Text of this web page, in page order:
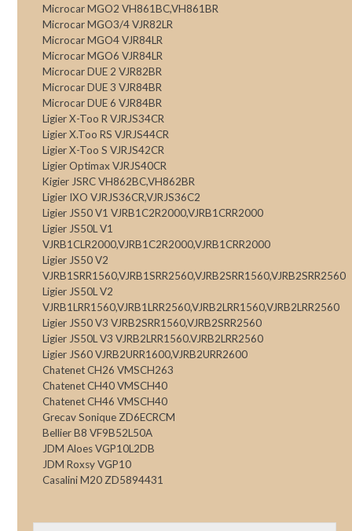
Microcar MGO2 VH861BC,VH861BR
Microcar MGO3/4 VJR82LR
Microcar MGO4 VJR84LR
Microcar MGO6 VJR84LR
Microcar DUE 2 VJR82BR
Microcar DUE 3 VJR84BR
Microcar DUE 6 VJR84BR
Ligier X-Too R VJRJS34CR
Ligier X.Too RS VJRJS44CR
Ligier X-Too S VJRJS42CR
Ligier Optimax VJRJS40CR
Kigier JSRC VH862BC,VH862BR
Ligier IXO VJRJS36CR,VJRJS36C2
Ligier JS50 V1 VJRB1C2R2000,VJRB1CRR2000
Ligier JS50L V1
VJRB1CLR2000,VJRB1C2R2000,VJRB1CRR2000
Ligier JS50 V2
VJRB1SRR1560,VJRB1SRR2560,VJRB2SRR1560,VJRB2SRR2560
Ligier JS50L V2
VJRB1LRR1560,VJRB1LRR2560,VJRB2LRR1560,VJRB2LRR2560
Ligier JS50 V3 VJRB2SRR1560,VJRB2SRR2560
Ligier JS50L V3 VJRB2LRR1560.VJRB2LRR2560
Ligier JS60 VJRB2URR1600,VJRB2URR2600
Chatenet CH26 VMSCH263
Chatenet CH40 VMSCH40
Chatenet CH46 VMSCH40
Grecav Sonique ZD6ECRCM
Bellier B8 VF9B52L50A
JDM Aloes VGP10L2DB
JDM Roxsy VGP10
Casalini M20 ZD5894431